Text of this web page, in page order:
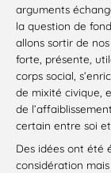
arguments
la question de
allons sortir de
forte, présente,
corps social,
de mixité civique,
de
certain entre soi et
Des idées ont été
considération